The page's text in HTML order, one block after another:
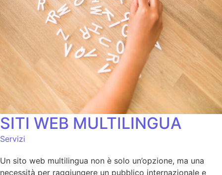
SITI WEB MULTILINGUA
Servizi
Un sito web multilingua non è solo un’opzione, ma una
necessità per raggiungere un pubblico internazionale e